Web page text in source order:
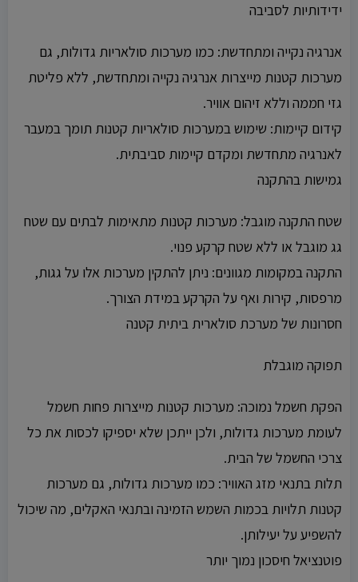
ידידותיות לסביבה
אנרגיה נקייה ומתחדשת: כמו מערכות סולאריות גדולות, גם
מערכות קטנות מייצרות אנרגיה נקייה ומתחדשת, ללא פליטת
גזי חממה וללא זיהום אוויר.
קידום קיימות: שימוש במערכות סולאריות קטנות תומך במעבר
לאנרגיה מתחדשת ומקדם קיימות סביבתית.
גמישות בהתקנה
שטח התקנה מוגבל: מערכות קטנות מתאימות לבתים עם שטח
גג מוגבל או ללא שטח קרקע פנוי.
התקנה במקומות מגוונים: ניתן להתקין מערכות אלו על גגות,
מרפסות, קירות ואף על הקרקע במידת הצורך.
חסרונות של מערכת סולארית ביתית קטנה
תפוקה מוגבלת
הפקת חשמל נמוכה: מערכות קטנות מייצרות פחות חשמל
לעומת מערכות גדולות, ולכן ייתכן שלא יספיקו לכסות את כל
צרכי החשמל של הבית.
תלות בתנאי מזג האוויר: כמו מערכות גדולות, גם מערכות
קטנות תלויות בכמות השמש הזמינה ובתנאי האקלים, מה שיכול
להשפיע על יעילותן.
פוטנציאל חיסכון נמוך יותר